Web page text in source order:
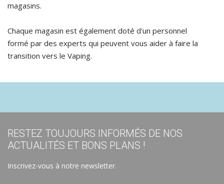
magasins.
Chaque magasin est également doté d'un personnel
formé par des experts qui peuvent vous aider à faire la
transition vers le Vaping.
RESTEZ TOUJOURS INFORMÉS DE NOS
ACTUALITÉS ET BONS PLANS !
Inscrivez-vous à notre newsletter.